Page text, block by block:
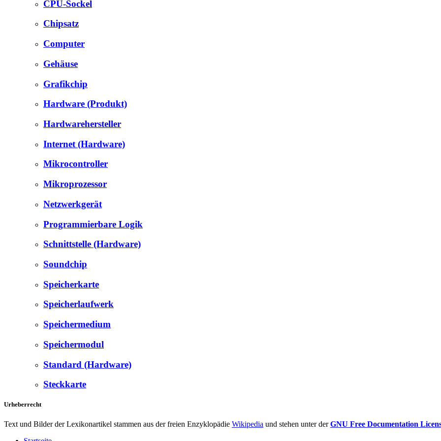
CPU-Sockel
Chipsatz
Computer
Gehäuse
Grafikchip
Hardware (Produkt)
Hardwarehersteller
Internet (Hardware)
Mikrocontroller
Mikroprozessor
Netzwerkgerät
Programmierbare Logik
Schnittstelle (Hardware)
Soundchip
Speicherkarte
Speicherlaufwerk
Speichermedium
Speichermodul
Standard (Hardware)
Steckkarte
Urheberrecht
Text und Bilder der Lexikonartikel stammen aus der freien Enzyklopädie Wikipedia und stehen unter derGNU Free Documentation